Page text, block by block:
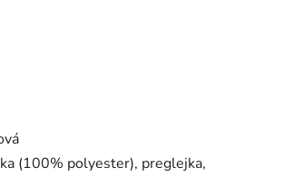
(100% polyester), preglejka,